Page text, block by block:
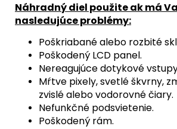
Náhradný diel použite ak má
nasledujúce problémy:
Poškriabané alebo rozbité
Poškodený LCD panel.
Nereagujúce dotykové
Mŕtve pixely, svetlé škvrny,
zvislé alebo vodorovné čiary.
Nefunkčné podsvietenie.
Poškodený rám.